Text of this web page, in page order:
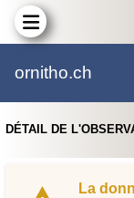
ornitho.ch
DÉTAIL DE
La